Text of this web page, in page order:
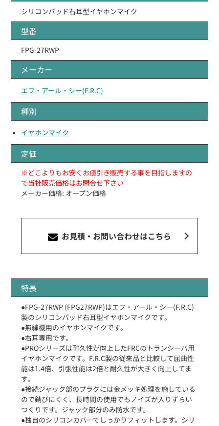
シリコンパッド右耳型イヤホンマイク
型番
FPG-27RWP
メーカー
エフ・アール・シー(F.R.C)
種別
イヤホンマイク
定価
※どこよりもお安くお値引き販売する事を目指しますの
で当社販売価格はお問合せ下さい
メーカー価格: オープン価格
お見積・お問い合わせはこちら
特長
●FPG-27RWP (FPG27RWP)はエフ・アール・シー(F.R.C)
製のシリコンパッド右耳型イヤホンマイクです。
●無線機用のイヤホンマイクです。
●右耳専用です。
●PROシリーズは耐久性が向上したFRCのトランシーバ用
イヤホンマイクです。F.R.C製の従来品と比較して屈曲性
能は1.4倍、引張性能は2倍と耐久性が大きく向上してま
す。
●接続ジャック部のプラグには金メッキ処理を施している
ので錆びにくく、長時間の使用でもノイズが入りずらい
つくりです。ジャック部分のみ防水です。
●独自のシリコンカバーでしっかりフィットします。シリ